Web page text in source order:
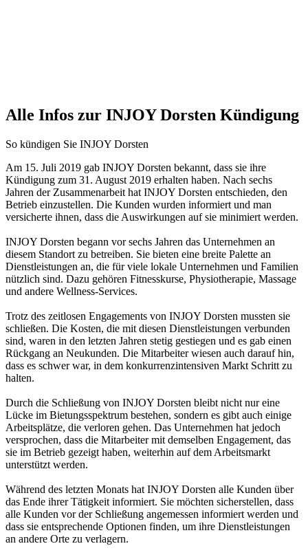
Alle Infos zur INJOY Dorsten Kündigung
So kündigen Sie INJOY Dorsten
Am 15. Juli 2019 gab INJOY Dorsten bekannt, dass sie ihre
Kündigung zum 31. August 2019 erhalten haben. Nach sechs
Jahren der Zusammenarbeit hat INJOY Dorsten entschieden, den
Betrieb einzustellen. Die Kunden wurden informiert und man
versicherte ihnen, dass die Auswirkungen auf sie minimiert werden.
INJOY Dorsten begann vor sechs Jahren das Unternehmen an
diesem Standort zu betreiben. Sie bieten eine breite Palette an
Dienstleistungen an, die für viele lokale Unternehmen und Familien
nützlich sind. Dazu gehören Fitnesskurse, Physiotherapie, Massage
und andere Wellness-Services.
Trotz des zeitlosen Engagements von INJOY Dorsten mussten sie
schließen. Die Kosten, die mit diesen Dienstleistungen verbunden
sind, waren in den letzten Jahren stetig gestiegen und es gab einen
Rückgang an Neukunden. Die Mitarbeiter wiesen auch darauf hin,
dass es schwer war, in dem konkurrenzintensiven Markt Schritt zu
halten.
Durch die Schließung von INJOY Dorsten bleibt nicht nur eine
Lücke im Bietungsspektrum bestehen, sondern es gibt auch einige
Arbeitsplätze, die verloren gehen. Das Unternehmen hat jedoch
versprochen, dass die Mitarbeiter mit demselben Engagement, das
sie im Betrieb gezeigt haben, weiterhin auf dem Arbeitsmarkt
unterstützt werden.
Während des letzten Monats hat INJOY Dorsten alle Kunden über
das Ende ihrer Tätigkeit informiert. Sie möchten sicherstellen, dass
alle Kunden vor der Schließung angemessen informiert werden und
dass sie entsprechende Optionen finden, um ihre Dienstleistungen
an andere Orte zu verlagern.